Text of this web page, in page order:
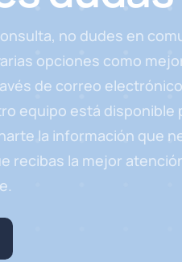
no dudes en
opciones como
de correo
equipo está disponible
la información que
recibas la mejor